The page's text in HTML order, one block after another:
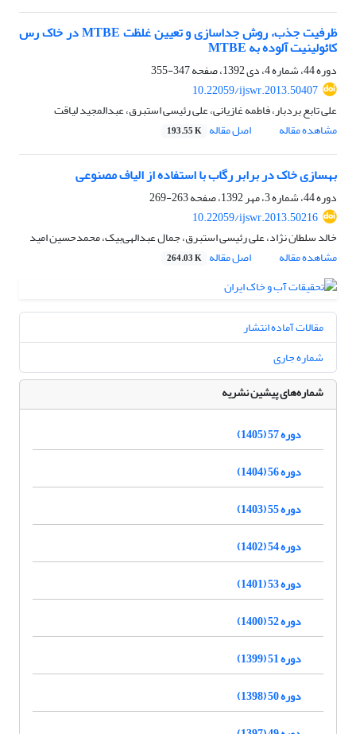
ظرفیت جذب، روش جداسازی و تعیین غلظت MTBE در خاک رس
کائولینیت آلوده به MTBE
دوره 44، شماره 4، دی 1392، صفحه
347-355
10.22059/ijswr.2013.50407
علی تابع بردبار، فاطمه غازیانی، علی رئیسی استبرق، عبدالمجید لیاقت
مشاهده مقاله
اصل مقاله 193.55 K
بهسازی خاک در برابر رگاب با استفاده از الیاف مصنوعی
دوره 44، شماره 3، مهر 1392، صفحه
263-269
10.22059/ijswr.2013.50216
خالد سلطان نژاد، علی رئیسی استبرق، جمال عبدالهی‌بیک، محمدحسین امید
مشاهده مقاله
اصل مقاله 264.03 K
مقالات آماده انتشار
شماره جاری
شماره‌های پیشین نشریه
دوره 57 (1405)
دوره 56 (1404)
دوره 55 (1403)
دوره 54 (1402)
دوره 53 (1401)
دوره 52 (1400)
دوره 51 (1399)
دوره 50 (1398)